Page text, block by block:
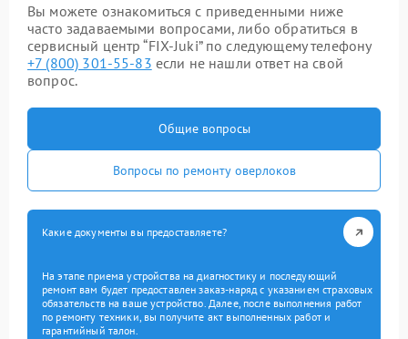
Вы можете ознакомиться с приведенными ниже
часто задаваемыми вопросами, либо обратиться в
сервисный центр “FIX-Juki” по следующему телефону
+7 (800) 301-55-83 если не нашли ответ на свой
вопрос.
Общие вопросы
Вопросы по ремонту оверлоков
Какие документы вы предоставляете?
На этапе приема устройства на диагностику и последующий
ремонт вам будет предоставлен заказ-наряд с указанием страховых
обязательств на ваше устройство. Далее, после выполнения работ
по ремонту техники, вы получите акт выполненных работ и
гарантийный талон.